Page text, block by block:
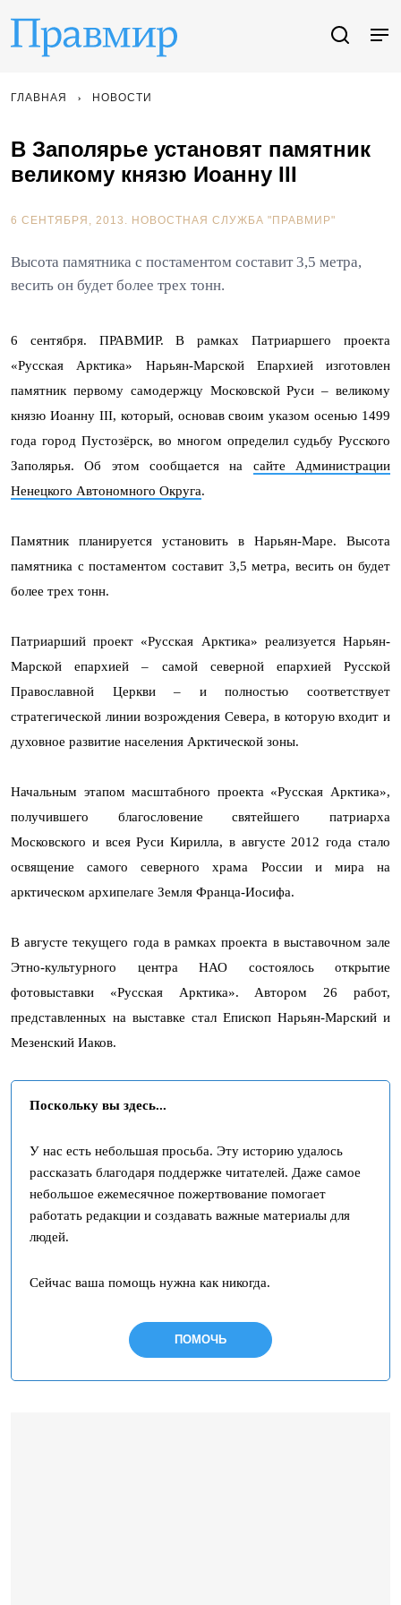
ГЛАВНАЯ НОВОСТИ
В Заполярье установят памятник
великому князю Иоанну III
6 СЕНТЯБРЯ, 2013. НОВОСТНАЯ СЛУЖБА "ПРАВМИР"
Высота памятника с постаментом составит 3,5 метра,
весить он будет более трех тонн.
6 сентября. ПРАВМИР. В рамках Патриаршего проекта
«Русская Арктика» Нарьян-Марской Епархией изготовлен
памятник первому самодержцу Московской Руси – великому
князю Иоанну III, который, основав своим указом осенью 1499
года город Пустозёрск, во многом определил судьбу Русского
Заполярья. Об этом сообщается на сайте Администрации
Ненецкого Автономного Округа.
Памятник планируется установить в Нарьян-Маре. Высота
памятника с постаментом составит 3,5 метра, весить он будет
более трех тонн.
Патриарший проект «Русская Арктика» реализуется Нарьян-
Марской епархией – самой северной епархией Русской
Православной Церкви – и полностью соответствует
стратегической линии возрождения Севера, в которую входит и
духовное развитие населения Арктической зоны.
Начальным этапом масштабного проекта «Русская Арктика»,
получившего благословение святейшего патриарха
Московского и всея Руси Кирилла, в августе 2012 года стало
освящение самого северного храма России и мира на
арктическом архипелаге Земля Франца-Иосифа.
В августе текущего года в рамках проекта в выставочном зале
Этно-культурного центра НАО состоялось открытие
фотовыставки «Русская Арктика». Автором 26 работ,
представленных на выставке стал Епископ Нарьян-Марский и
Мезенский Иаков.
Поскольку вы здесь...
У нас есть небольшая просьба. Эту историю удалось
рассказать благодаря поддержке читателей. Даже самое
небольшое ежемесячное пожертвование помогает
работать редакции и создавать важные материалы для
людей.
Сейчас ваша помощь нужна как никогда.
ПОМОЧЬ